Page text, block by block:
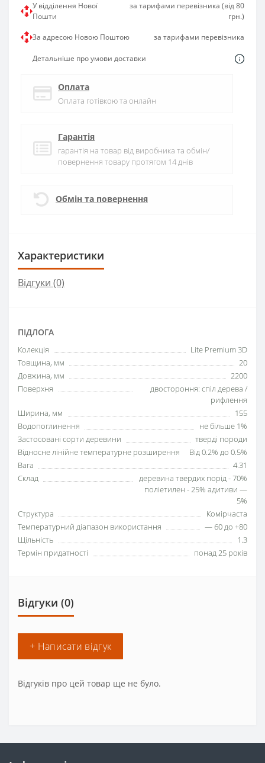
У відділення Нової
Пошти
за тарифами перевізника (від 80
грн.)
За адресою Новою Поштою за тарифами перевізника
Детальніше про умови доставки
Оплата
Оплата готівкою та онлайн
Гарантія
гарантія на товар від виробника та обмін/
повернення товару протягом 14 днів
Обмін та повернення
Характеристики
Відгуки (0)
ПІДЛОГА
Колекція
Lite Premium 3D
Товщина, мм
20
Довжина, мм
2200
Поверхня
двостороння: спіл дерева /
рифлення
Ширина, мм
155
Водопоглинення
не більше 1%
Застосовані сорти деревини
тверді породи
Відносне лінійне температурне розширення
Від 0.2% до 0.5%
Вага
4.31
Склад
деревина твердих порід - 70%
поліетилен - 25% адитиви —
5%
Структура
Комірчаста
Температурний діапазон використання
— 60 до +80
Щільність
1.3
Термін придатності
понад 25 років
Відгуки (0)
+ Написати відгук
Відгуків про цей товар ще не було.